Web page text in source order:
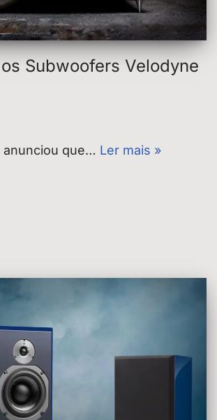
Subwoofers Velodyne
anunciou que… Ler mais »